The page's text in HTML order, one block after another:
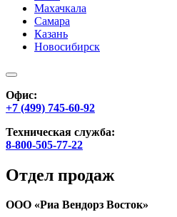
Махачкала
Самара
Казань
Новосибирск
Офис:
+7 (499) 745-60-92
Техническая служба:
8-800-505-77-22
Отдел продаж
ООО «Риа Вендорз Восток»